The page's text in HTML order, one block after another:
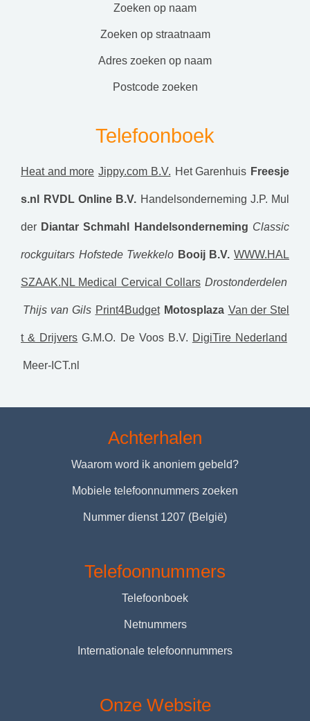
zoeken op naam
zoeken op straatnaam
adres zoeken op naam
postcode zoeken
Telefoonboek
Heat and more Jippy.com B.V. Het Garenhuis Freesje
s.nl RVDL Online B.V. Handelsonderneming J.P. Mul
der Diantar Schmahl Handelsonderneming Classic
rockguitars Hofstede Twekkelo Booij B.V. WWW.HAL
SZAAK.NL Medical Cervical Collars Drostonderdelen
Thijs van Gils Print4Budget Motosplaza Van der Stel
t & Drijvers G.M.O. De Voos B.V. DigiTire Nederland
Meer-ICT.nl
Achterhalen
Waarom word ik anoniem gebeld?
Mobiele telefoonnummers zoeken
Nummer dienst 1207 (België)
Telefoonnummers
Telefoonboek
Netnummers
Internationale telefoonnummers
Onze Website